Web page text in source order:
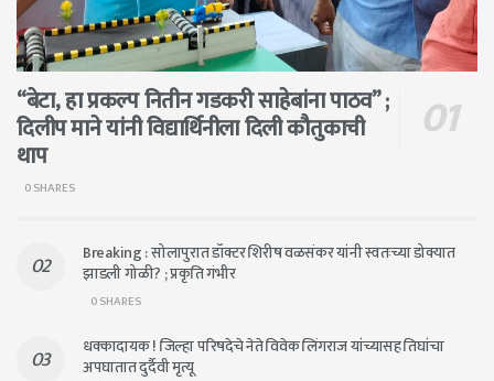
“बेटा, हा प्रकल्प नितीन गडकरी साहेबांना पाठव” ;
दिलीप माने यांनी विद्यार्थिनीला दिली कौतुकाची
थाप
0 SHARES
Breaking : सोलापुरात डॉक्टर शिरीष वळसंकर यांनी स्वतःच्या डोक्यात
झाडली गोळी? ; प्रकृति गंभीर
0 SHARES
धक्कादायक ! जिल्हा परिषदेचे नेते विवेक लिंगराज यांच्यासह तिघांचा
अपघातात दुर्दैवी मृत्यू